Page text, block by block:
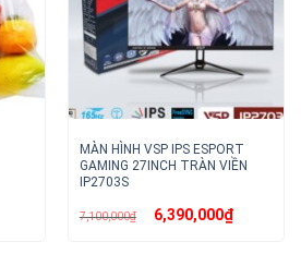
MÀN HÌNH VSP IPS ESPORT
GAMING 27INCH TRÀN VIỀN
IP2703S
7,100,000₫ Giá
gốc6,390,000₫Giá